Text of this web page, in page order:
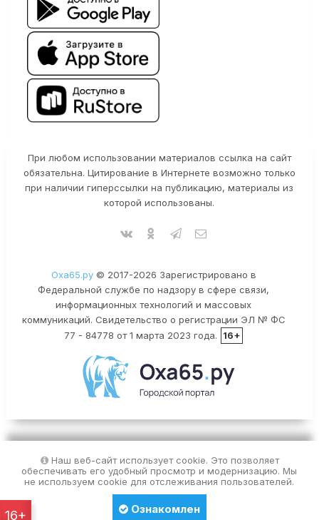
При любом использовании материалов ссылка на сайт
обязательна. Цитирование в Интернете возможно только
при наличии гиперссылки на публикацию, материалы из
которой использованы.
Оха65.ру© 2017-2026 Зарегистрировано в
Федеральной службе по надзору в сфере связи,
информационных технологий и массовых
коммуникаций. Свидетельство о регистрации ЭЛ № ФС
77 - 84778 от 1 марта 2023 года.
16+
Наш веб-сайт использует cookie. Это позволяет
обеспечивать его удобный просмотр и модернизацию. Мы
не используем cookie для отслеживания пользователей.
Ознакомлен
16+